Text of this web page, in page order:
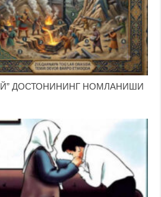
ДОСТОНИНИНГ НОМЛАНИШИ